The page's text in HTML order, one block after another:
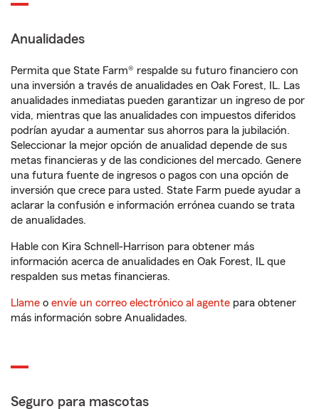
Anualidades
Permita que State Farm® respalde su futuro financiero con
una inversión a través de anualidades en Oak Forest, IL. Las
anualidades inmediatas pueden garantizar un ingreso de por
vida, mientras que las anualidades con impuestos diferidos
podrían ayudar a aumentar sus ahorros para la jubilación.
Seleccionar la mejor opción de anualidad depende de sus
metas financieras y de las condiciones del mercado. Genere
una futura fuente de ingresos o pagos con una opción de
inversión que crece para usted. State Farm puede ayudar a
aclarar la confusión e información errónea cuando se trata
de anualidades.
Hable con Kira Schnell-Harrison para obtener más
información acerca de anualidades en Oak Forest, IL que
respalden sus metas financieras.
Llame o envíe un correo electrónico al agente para obtener
más información sobre Anualidades.
Seguro para mascotas